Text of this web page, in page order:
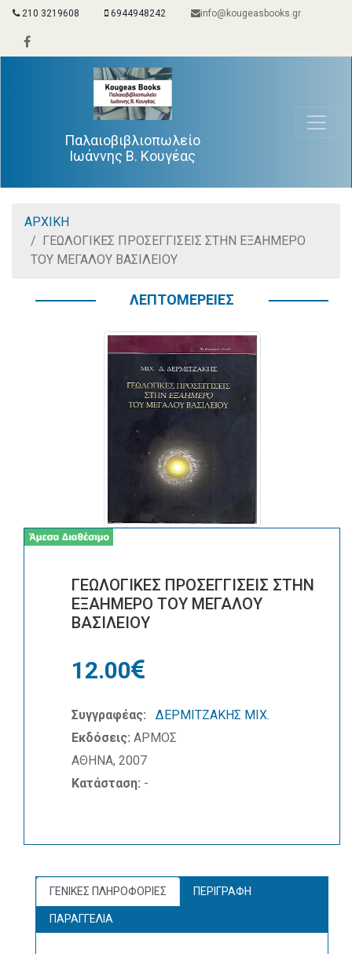
210 3219608 6944948242 info@kougeasbooks.gr
Παλαιοβιβλιοπωλείο
Ιωάννης Β. Κουγέας
ΑΡΧΙΚΗ
ΓΕΩΛΟΓΙΚΕΣ ΠΡΟΣΕΓΓΙΣΕΙΣ ΣΤΗΝ ΕΞΑΗΜΕΡΟ
ΤΟΥ ΜΕΓΑΛΟΥ ΒΑΣΙΛΕΙΟΥ
ΛΕΠΤΟΜΕΡΕΙΕΣ
ΓΕΩΛΟΓΙΚΕΣ ΠΡΟΣΕΓΓΙΣΕΙΣ ΣΤΗΝ
ΕΞΑΗΜΕΡΟ ΤΟΥ ΜΕΓΑΛΟΥ
ΒΑΣΙΛΕΙΟΥ
12.00
Συγγραφέας:
ΔΕΡΜΙΤΖΑΚΗΣ ΜΙΧ.
Εκδόσεις: ΑΡΜΟΣ
ΑΘΗΝΑ, 2007
Κατάσταση: -
ΓΕΝΙΚΕΣ ΠΛΗΡΟΦΟΡΙΕΣ ΠΕΡΙΓΡΑΦΗ
ΠΑΡΑΓΓΕΛΙΑ